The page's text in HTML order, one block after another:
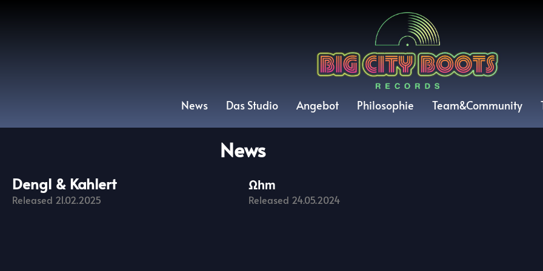
News Das Studio Angebot Philosophie Team&Community
News
Dengl & Kahlert
Released 21.02.2025
Ωhm
Released 24.05.2024